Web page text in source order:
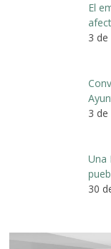
El
3
3
Una
30